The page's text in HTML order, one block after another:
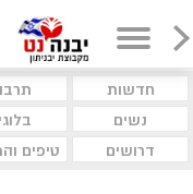
חדשות
נשים
דרושים
טיפים